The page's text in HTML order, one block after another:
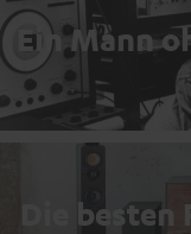
Ein Mann
Die